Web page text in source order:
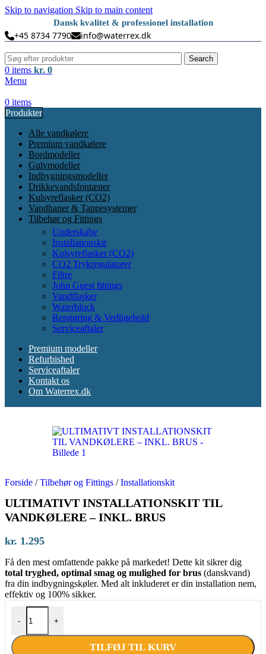
Skip to navigation Skip to main content
Dansk kvalitet & professionel installation
+45 8734 7790 info@waterrex.dk
Search
0 items kr. 0
Menu
0 items
Produkter
Alle vandkølere
Premium vandkølere
Bordmodeller
Gulvmodeller
Indbygningsmodeller
Drikkevandsfontæner
Kulsyreflasker (CO2)
Vandhaner & Tappesystemer
Tilbehør og Fittings
Underskabe
Installationskit
Kulsyreflasker (CO2)
CO2 Trykregulatorer
Filtre
John Guest fittings
Vandflasker
Waterblock
Rengøring & Vedligehold
Serviceaftaler
Premium modeller
Refurbished
Serviceaftaler
Kontakt os
Om Waterrex.dk
Forside / Tilbehør og Fittings / Installationskit
ULTIMATIVT INSTALLATIONSKIT TIL
VANDKØLERE – INKL. BRUS
kr. 1.295
Få den mest omfattende pakke på markedet! Dette kit sikrer dig
total tryghed, optimal smag og mulighed for brus (danskvand)
fra din indbygningskøler. Med alt inkluderet er din installation nem,
effektiv og 100% sikker.
-
ULTIMATIVT INSTALLATIONSKIT TIL VANDKØLERE –
+
TILFØJ TIL KURV